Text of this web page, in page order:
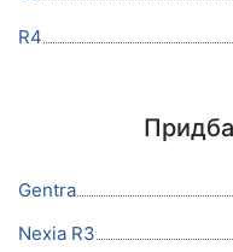
R4
Gentra
Nexia R3